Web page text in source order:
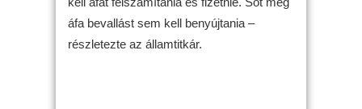
áfa bevallást sem kell benyújtania –
részletezte az államtitkár.